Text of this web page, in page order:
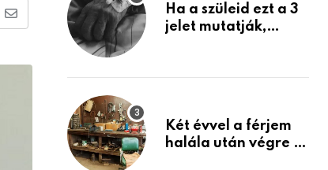
Share
Email
Ha a szüleid ezt a 3
jelet mutatják,
Készülj fel arra, ami
Két évvel a férjem
halála után végre át